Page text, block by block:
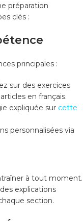
préparation
clés :
principales :
sur des exercices
en français.
expliquée sur cette
personnalisées via
à tout moment.
explications
section.